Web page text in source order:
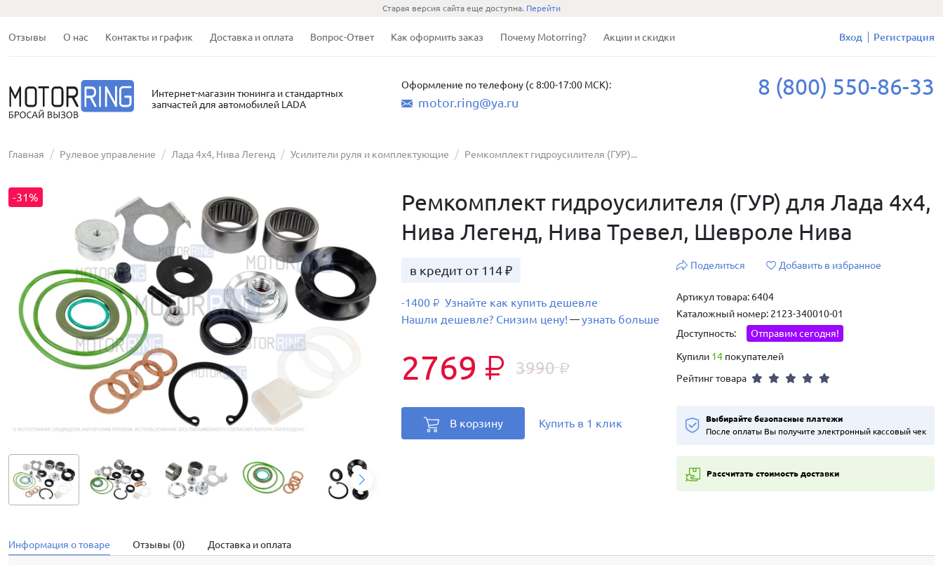
Старая версия сайта еще доступна. Перейти
Отзывы О нас Контакты и график Доставка и оплата Вопрос-Ответ Как оформить заказ Почему Motorring? Акции и скидки Вход Регистрация
Интернет-магазин тюнинга и стандартных
запчастей для автомобилей LADA
Оформление по телефону (с 8:00-17:00 МСК):
motor.ring@ya.ru
8 (800) 550-86-33
Главная Рулевое управление Лада 4х4, Нива Легенд Усилители руля и комплектующие Ремкомплект гидроусилителя (ГУР)...
-31%
Ремкомплект гидроусилителя (ГУР) для Лада 4х4,
Нива Легенд, Нива Тревел, Шевроле Нива
в кредит от 114 ₽
-1400 ₽ Узнайте как купить дешевле
Нашли дешевле? Снизим цену! —узнать больше
2769 ₽ 3990₽
В корзину Купить в 1 клик
Поделиться Добавить в избранное
Артикул товара: 6404
Каталожный номер: 2123-340010-01
Доступность:
Отправим сегодня!
Купили 14 покупателей
Рейтинг товара
Выбирайте безопасные платежи
После оплаты Вы получите электронный кассовый чек
Рассчитать стоимость доставки
Информация о товаре Отзывы (0) Доставка и оплата